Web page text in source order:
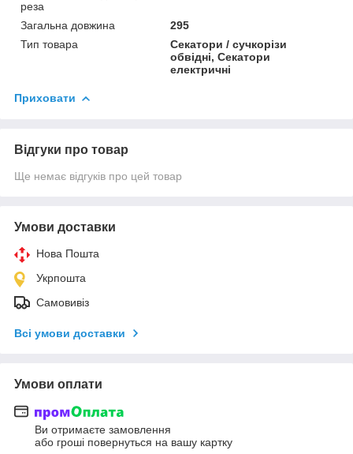
реза
Загальна довжина
295
Тип товара
Секатори / сучкорізи
обвідні, Секатори
електричні
Приховати
Відгуки про товар
Ще немає відгуків про цей товар
Умови доставки
Нова Пошта
Укрпошта
Самовивіз
Всі умови доставки
Умови оплати
Ви отримаєте замовлення
або гроші повернуться на вашу картку